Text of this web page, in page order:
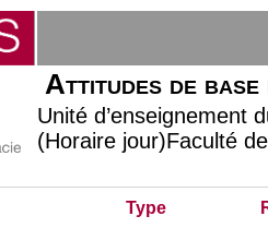
Attitudes de
Unité d’enseignement
(Horaire jour)Faculté
Type